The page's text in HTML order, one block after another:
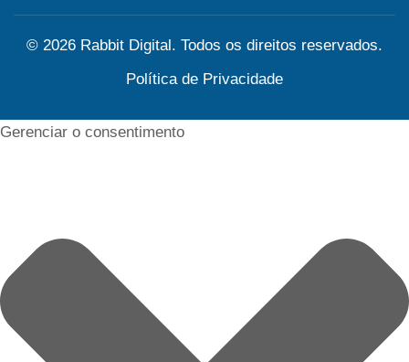
© 2026 Rabbit Digital. Todos os direitos reservados.
Política de Privacidade
Gerenciar o consentimento